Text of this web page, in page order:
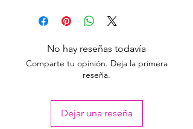
No hay reseñas todavía
Comparte tu opinión. Deja la primera
reseña.
Dejar una reseña